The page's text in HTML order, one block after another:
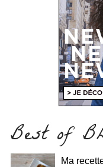
Best of
Ma